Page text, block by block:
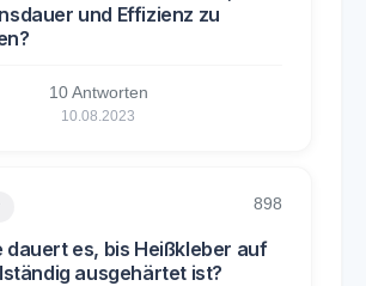
und Effizienz zu
10 Antworten
10.08.2023
898
dauert es, bis Heißkleber auf
ausgehärtet ist?